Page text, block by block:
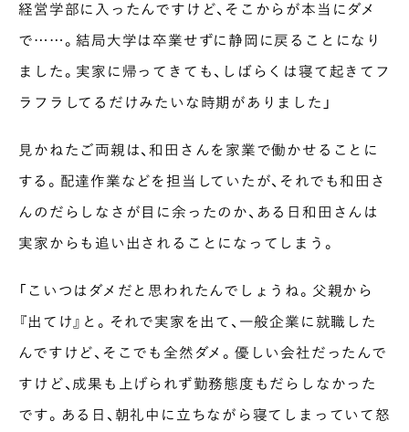
経営学部に入ったんですけど、そこからが本当にダメ
で……。結局大学は卒業せずに静岡に戻ることになり
ました。実家に帰ってきても、しばらくは寝て起きてフ
ラフラしてるだけみたいな時期がありました」
見かねたご両親は、和田さんを家業で働かせることに
する。配達作業などを担当していたが、それでも和田さ
んのだらしなさが目に余ったのか、ある日和田さんは
実家からも追い出されることになってしまう。
「こいつはダメだと思われたんでしょうね。父親から
『出てけ』と。それで実家を出て、一般企業に就職した
んですけど、そこでも全然ダメ。優しい会社だったんで
すけど、成果も上げられず勤務態度もだらしなかった
です。ある日、朝礼中に立ちながら寝てしまっていて怒